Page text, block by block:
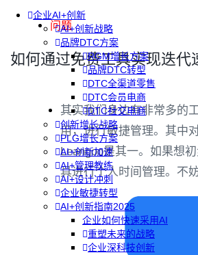
企业AI+创新
AI+创新战略
品牌DTC方案
RGM增长方案
品牌DTC转型
DTC全渠道零售
DTC会员电商
DTC社交电商
创新增长战略
PLG增长方案
AI+创新加速
AI+管理教练
AI+设计冲刺
企业敏捷转型
AI+创新指南2025
企业如何快速采用AI
重塑未来的战略
企业深科技创新
问题
如何通过免费工具实现迭代
其实我们身边有非常多的
用，进行敏捷管理。其中
Leangoo是其一。如果想
具进行个人时间管理。不